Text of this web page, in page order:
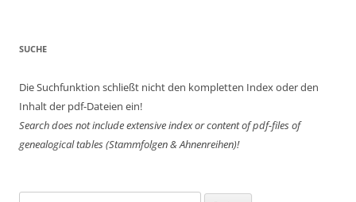
SUCHE
Die Suchfunktion schließt nicht den kompletten Index oder den
Inhalt der pdf-Dateien ein!
Search does not include extensive index or content ofpdf-files of
genealogical tables (Stammfolgen & Ahnenreihen)!